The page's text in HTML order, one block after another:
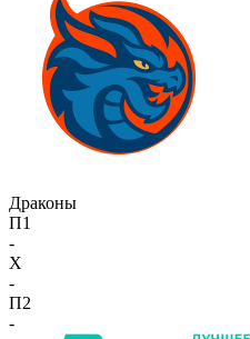
Драконы
П1
-
X
-
П2
-